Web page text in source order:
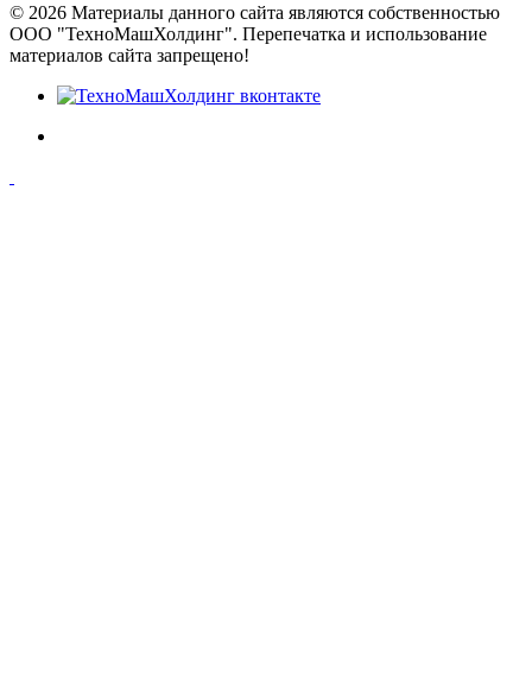
© 2026 Материалы данного сайта являются собственностью
ООО "ТехноМашХолдинг". Перепечатка и использование
материалов сайта запрещено!